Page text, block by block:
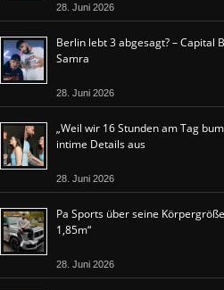
28. Juni 2026
Berlin lebt 3 abgesagt? – Capital
Samra
28. Juni 2026
„Weil wir 16 Stunden am Tag
intime Details aus
28. Juni 2026
Pa Sports über seine
1,85m“
28. Juni 2026